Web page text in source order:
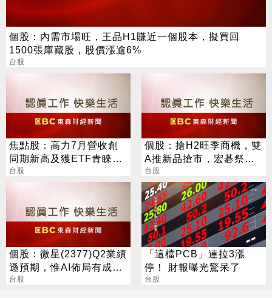
個股：內需市場旺，王品H1賺近一個股本，擬買回
1500張庫藏股，股價漲逾6%
台股
焦點股：高力7月營收創
同期新高及獲ETF青睞，
盤中股價亮燈突破半年線
台股
個股：搶H2旺季商機，雙
A推新品搶市，宏碁祭出
可翻轉觸控NB，華碩推聯
名顯卡
台股
個股：微星(2377)Q2業績
遜預期，惟AI佈局有成股
價震盪走多，週一大拉尾
台股
「這檔PCB」連拉3漲
停！ 財報曝光驚呆了
台股